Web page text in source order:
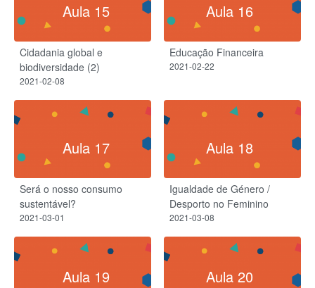
Aula 15
Cidadania global e
biodiversidade (2)
2021-02-08
Aula 16
Educação Financeira
2021-02-22
Aula 17
Será o nosso consumo
sustentável?
2021-03-01
Aula 18
Igualdade de Género /
Desporto no Feminino
2021-03-08
Aula 19 Aula 20